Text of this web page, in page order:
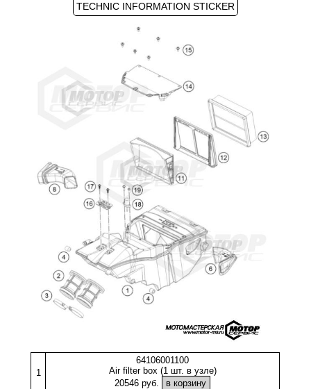
TECHNIC INFORMATION STICKER
1
64106001100
Air filter box (1 шт. в узле)
20546 руб.